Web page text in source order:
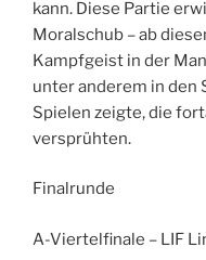
kann. Diese Partie
Moralschub – ab
Kampfgeist in der
unter anderem in den
Spielen zeigte, die
versprühten.
Finalrunde
A-Viertelfinale – LIF